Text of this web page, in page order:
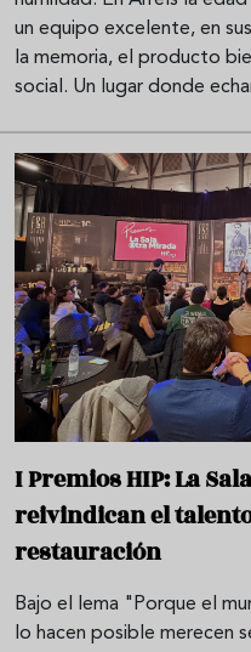
un equipo excelente, en
la memoria, el producto
social. Un lugar donde
I Premios HIP: La
reivindican el
restauración
Bajo el lema "Porque el
lo hacen posible merecen